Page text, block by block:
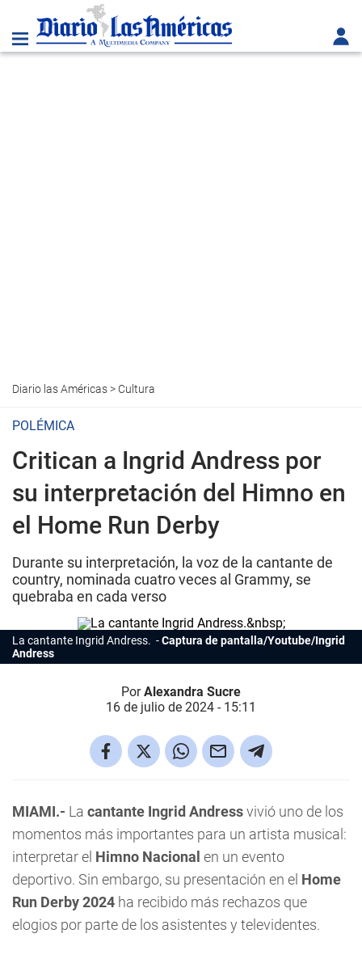
Diario las Américas> Cultura
POLÉMICA
Critican a Ingrid Andress por
su interpretación del Himno en
el Home Run Derby
Durante su interpretación, la voz de la cantante de
country, nominada cuatro veces al Grammy, se
quebraba en cada verso
La cantante Ingrid Andress.
Captura de pantalla/Youtube/Ingrid
Andress
PorAlexandra Sucre
16 de julio de 2024 - 15:11
MIAMI.- La cantante Ingrid Andressvivió uno de los
momentos más importantes para un artista musical:
interpretar el Himno Nacional en un evento
deportivo. Sin embargo, su presentación en el Home
Run Derby 2024 ha recibido más rechazos que
elogios por parte de los asistentes y televidentes.